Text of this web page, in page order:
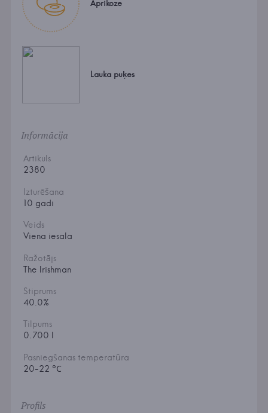
Aprikoze
Lauka puķes
Informācija
Artikuls
2380
Izturēšana
10 gadi
Veids
Viena iesala
Ražotājs
The Irishman
Stiprums
40.0%
Tilpums
0.700 l
Pasniegšanas temperatūra
20-22 °С
Profils